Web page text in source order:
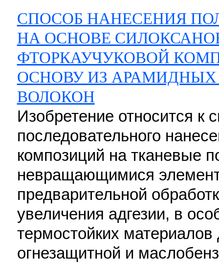
СПОСОБ НАНЕСЕНИЯ
НА ОСНОВЕ
ФТОРКАУЧУКОВОЙ
ОСНОВУ ИЗ
ВОЛОКОН
Изобретение относится к
последовательного
композиций на тканевые
невращающимися
предварительной
увеличения адгезии, в
термостойких
огнезащитной и